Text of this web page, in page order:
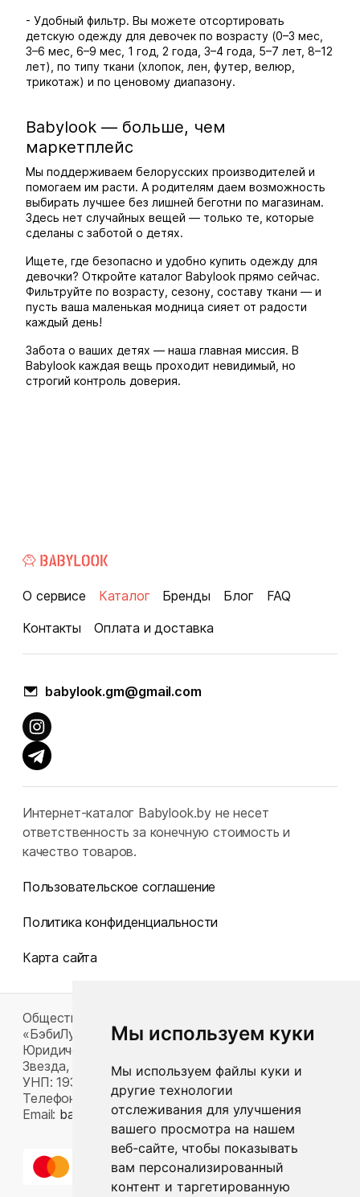
Мы используем куки
Мы используем файлы куки и
другие технологии
отслеживания для улучшения
вашего просмотра на нашем
веб-сайте, чтобы показывать
вам персонализированный
контент и таргетированную
- Удобный фильтр. Вы можете отсортировать
детскую одежду для девочек по возрасту (0–3 мес,
3–6 мес, 6–9 мес, 1 год, 2 года, 3–4 года, 5–7 лет, 8–12
лет), по типу ткани (хлопок, лен, футер, велюр,
трикотаж) и по ценовому диапазону.
Babylook — больше, чем
маркетплейс
Мы поддерживаем белорусских производителей и
помогаем им расти. А родителям даем возможность
выбирать лучшее без лишней беготни по магазинам.
Здесь нет случайных вещей — только те, которые
сделаны с заботой о детях.
Ищете, где безопасно и удобно купить одежду для
девочки? Откройте каталог Babylook прямо сейчас.
Фильтруйте по возрасту, сезону, составу ткани — и
пусть ваша маленькая модница сияет от радости
каждый день!
Забота о ваших детях — наша главная миссия. В
Babylook каждая вещь проходит невидимый, но
строгий контроль доверия.
О сервисе Каталог Бренды Блог
FAQ
Контакты
Оплата и доставка
babylook.gm@gmail.com
Интернет-каталог Babylook.by не несет
ответственность за конечную стоимость и
качество товаров.
Пользовательское соглашение
Политика конфиденциальности
Карта сайта
Общество с ограниченной ответственностью
«БэбиЛук»
Юридический адрес: 220117, г. Минск, пр-т Газеты
Звезда, д. 16, пом. 52
УНП: 193815124
Телефон:
+375 33 392 66 63
Email: babylook.gm@gmail.com .